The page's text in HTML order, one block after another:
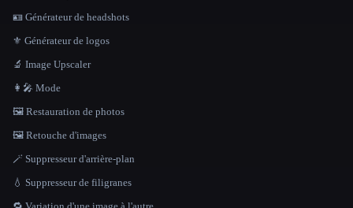
🪪 Générateur de headshots
⚜️ Générateur de logos
🔬 Image Upscaler
👩‍🎤 Mode
🖼️ Restauration de photos
🖼️ Retouche d'images
🪄 Suppresseur d'arrière-plan
💧 Suppresseur de filigranes